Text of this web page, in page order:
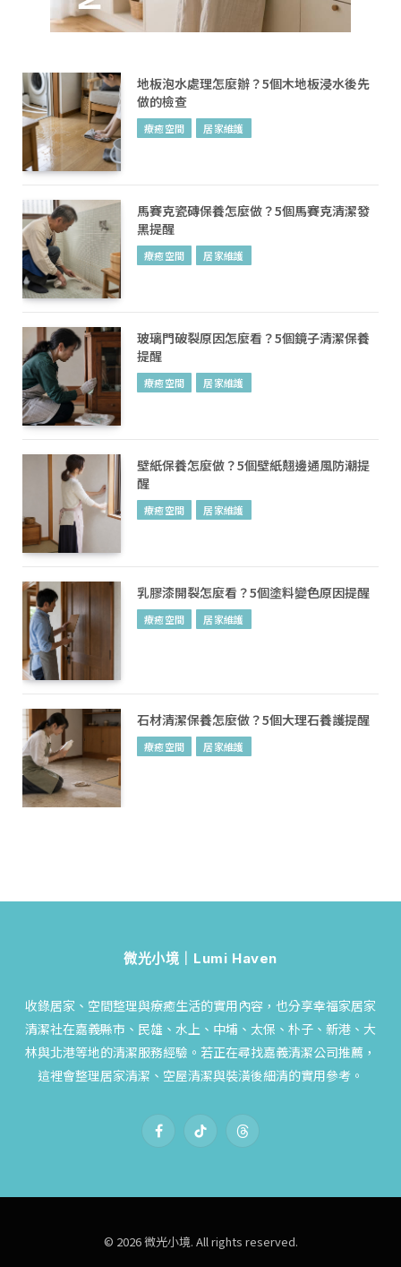
地板泡水處理怎麼辦？5個木地板浸水後先
做的檢查
療癒空間 居家維護
馬賽克瓷磚保養怎麼做？5個馬賽克清潔發
黑提醒
療癒空間 居家維護
玻璃門破裂原因怎麼看？5個鏡子清潔保養
提醒
療癒空間 居家維護
壁紙保養怎麼做？5個壁紙翹邊通風防潮提
醒
療癒空間 居家維護
乳膠漆開裂怎麼看？5個塗料變色原因提醒
療癒空間 居家維護
石材清潔保養怎麼做？5個大理石養護提醒
療癒空間 居家維護
微光小境｜Lumi Haven
收錄居家、空間整理與療癒生活的實用內容，也分享幸福家居家
清潔社在嘉義縣市、民雄、水上、中埔、太保、朴子、新港、大
林與北港等地的清潔服務經驗。若正在尋找嘉義清潔公司推薦，
這裡會整理居家清潔、空屋清潔與裝潢後細清的實用參考。
FacebookTikTokThreads
© 2026 微光小境. All rights reserved.